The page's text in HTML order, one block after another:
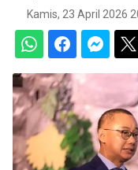
Kamis, 23 April 2026